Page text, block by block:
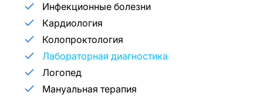
Инфекционные болезни
Кардиология
Колопроктология
Лабораторная диагностика
Логопед
Мануальная терапия